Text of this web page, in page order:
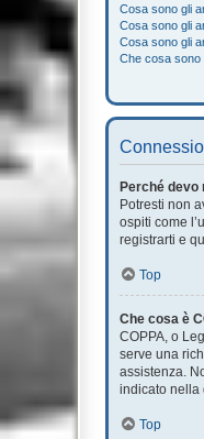
Cosa sono gli
Cosa sono gli
Cosa sono gli
Che cosa sono
Perché devo
Potresti non
ospiti come
registrarti e
Top
Che cosa è
COPPA, o
serve una
assistenza.
indicato nella
Top